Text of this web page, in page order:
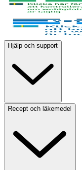
Hjälp och support
Recept och läkemedel